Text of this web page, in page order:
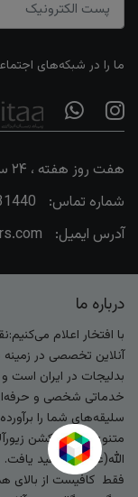
ما را در شبکه‌های
هفت روز هفته ، ۲۴ ساعت شبانه‌روز پاسخگوی شما هستیم
شماره تماس:
آدرس ایمیل:
درباره ما
با افتخار اعلام
آنلاین تخصصی در
بدلیجات در ایران است
خدماتی شخصی و
سلیقه‌های شما را
متنوع‌ترین کالکشن
الله(عج) خواهید یافت.
فقط کافیست از بالای